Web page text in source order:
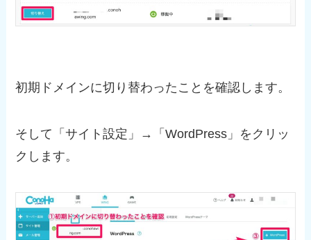
初期ドメインに切り替わったことを確認します。
そして「サイト設定」→「WordPress」をクリッ
クします。